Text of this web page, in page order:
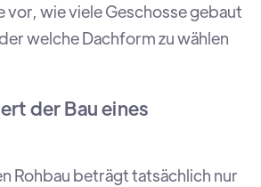
wie viele Geschosse gebaut
welche Dachform zu wählen
der Bau eines
Rohbau beträgt tatsächlich nur